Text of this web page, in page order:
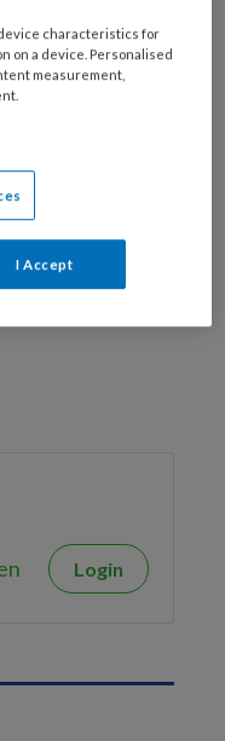
Deel dit artikel
Login
characteristics for
on a device. Personalised
measurement,
I Accept